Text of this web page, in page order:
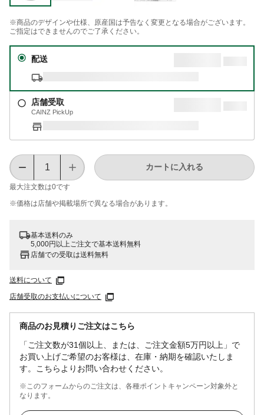
※商品のデザインや仕様、原産国は予告なく変更となる場合がございます。
ご指定はできませんのでご了承ください。
配送
店舗受取
CAINZ PickUp
最大注文数は0です
カートに入れる
※価格は​店舗や​掲載場所で​異なる​場合が​あります。
基本送料のみ
5,000円以上ご注文で基本送料無料
店舗での受取は送料無料
送料について
店舗受取のお支払いについて
商品のお見積りご注文はこちら
「ご注文数が31個以上、または、ご注文金額5万円以上」で
お買い上げご希望のお客様は、在庫・納期を確認いたしま
す。こちらよりお問い合わせください。
※このフォームからのご注文は、各種ポイントキャンペーン対象外と
なります。